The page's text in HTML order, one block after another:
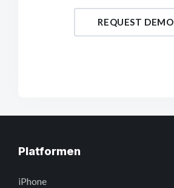
REQUEST DEMO
Platformen
iPhone